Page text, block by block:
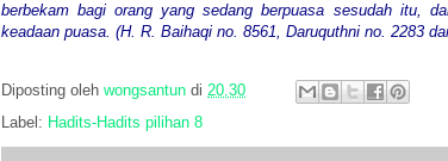
berbekam bagi orang yang sedang berpuasa sesudah itu,
keadaan puasa. (H. R. Baihaqi no. 8561, Daruquthni no. 2283
Diposting oleh wongsantun di 20.30
Label: Hadits-Hadits pilihan 8